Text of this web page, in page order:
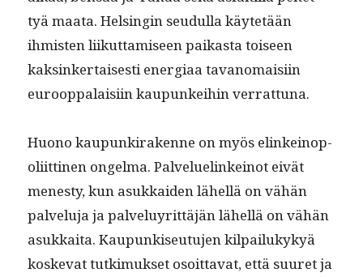
tyä maa­ta. Helsin­gin seudul­la käytetään
ihmis­ten liikut­tamiseen paikas­ta toiseen
kaksinker­tais­es­ti ener­giaa tavanomaisi­in
euroop­palaisi­in kaupunkei­hin verrattuna.
Huono kaupunki­rakenne on myös elinkei­nop­
o­li­it­ti­nen ongel­ma. Palveluelinkeinot eivät
men­esty, kun asukkaiden lähel­lä on vähän
palvelu­ja ja palveluyrit­täjän lähel­lä on vähän
asukkai­ta. Kaupunkiseu­tu­jen kil­pailukykyä
koske­vat tutkimuk­set osoit­ta­vat, että suuret ja